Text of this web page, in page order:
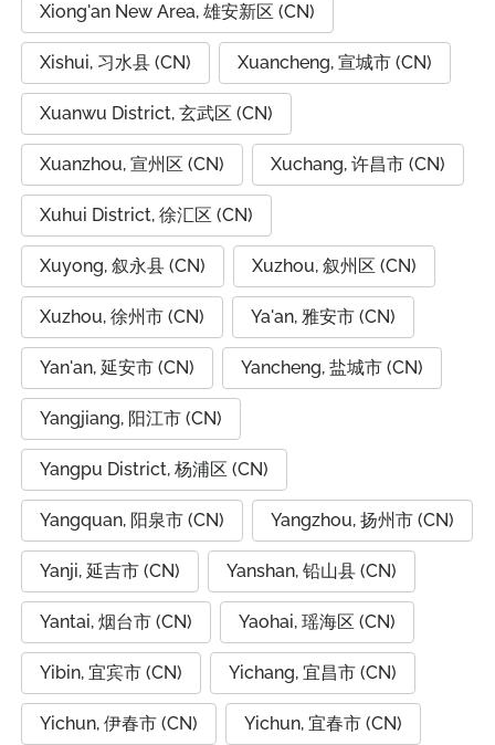
Xiong'an New Area, 雄安新区 (CN)
Xishui, 习水县 (CN) Xuancheng, 宣城市 (CN)
Xuanwu District, 玄武区 (CN)
Xuanzhou, 宣州区 (CN) Xuchang, 许昌市 (CN)
Xuhui District, 徐汇区 (CN)
Xuyong, 叙永县 (CN) Xuzhou, 叙州区 (CN)
Xuzhou, 徐州市 (CN) Ya'an, 雅安市 (CN)
Yan'an, 延安市 (CN) Yancheng, 盐城市 (CN)
Yangjiang, 阳江市 (CN)
Yangpu District, 杨浦区 (CN)
Yangquan, 阳泉市 (CN) Yangzhou, 扬州市 (CN)
Yanji, 延吉市 (CN) Yanshan, 铅山县 (CN)
Yantai, 烟台市 (CN) Yaohai, 瑶海区 (CN)
Yibin, 宜宾市 (CN) Yichang, 宜昌市 (CN)
Yichun, 伊春市 (CN) Yichun, 宜春市 (CN)